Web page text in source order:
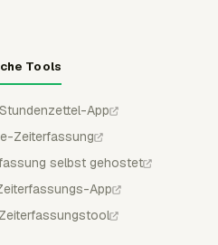
Tools
App
Zeiterfassung
selbst gehostet
App